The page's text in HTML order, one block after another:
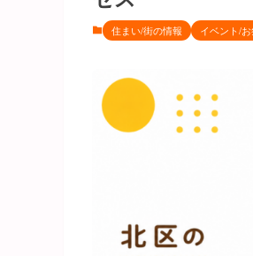
住まい/街の情報 イベント/お